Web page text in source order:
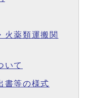
火薬類運搬関
いて
書等の様式